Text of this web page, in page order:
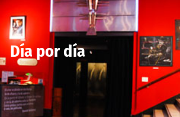
Día por día